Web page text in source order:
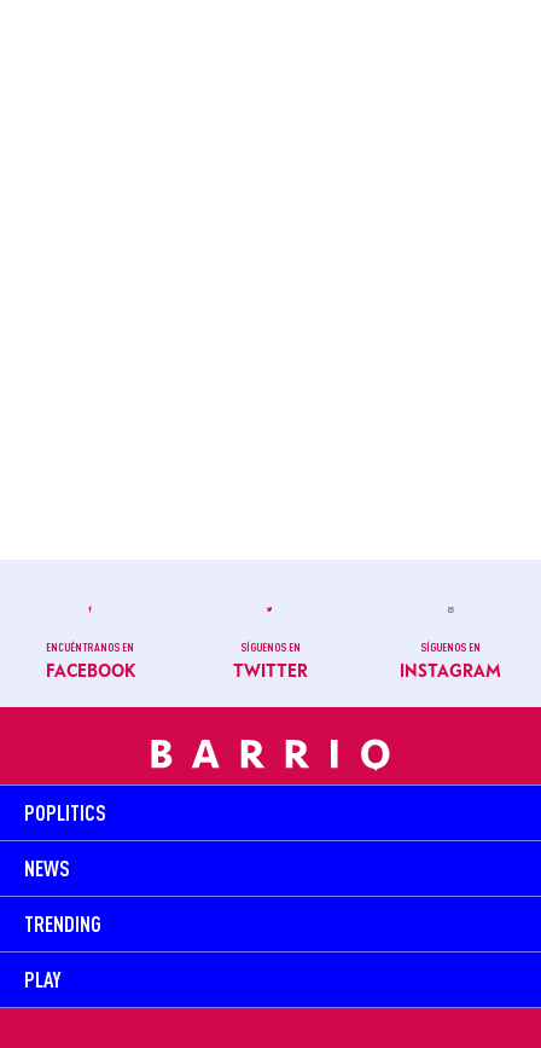
ENCUÉNTRANOS EN
FACEBOOK
SÍGUENOS EN
TWITTER
SÍGUENOS EN
INSTAGRAM
POPLITICS
NEWS
TRENDING
PLAY